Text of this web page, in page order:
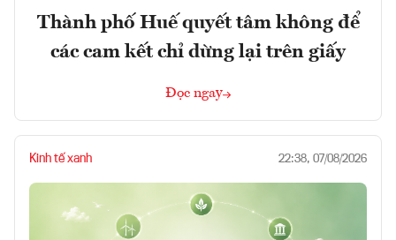
Thành phố Huế quyết tâm không để
các cam kết chỉ dừng lại trên giấy
Đọc ngay
Kinh tế xanh 22:38, 07/08/2026